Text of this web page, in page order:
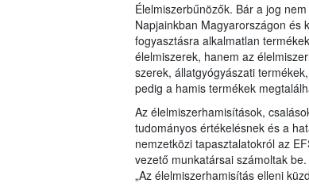
Élelmiszerbűnözők. Bár a jog
Napjainkban Magyarországon és
fogyasztásra alkalmatlan
élelmiszerek, hanem az
szerek, állatgyógyászati
pedig a hamis termékek
Az élelmiszerhamisítások,
tudományos értékelésnek és a
nemzetközi tapasztalatokról az
vezető munkatársai számoltak be.
„Az élelmiszerhamisítás elleni